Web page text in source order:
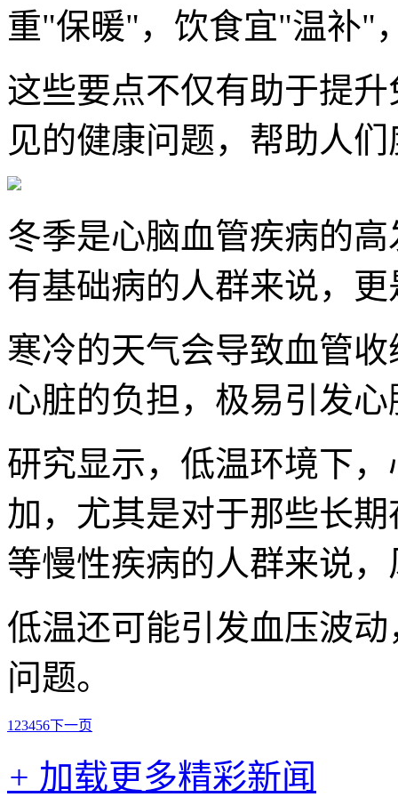
重"保暖"，饮食宜"温补"
这些要点不仅有助于提
见的健康问题，帮助人
冬季是心脑血管疾病的
有基础病的人群来说，
寒冷的天气会导致血管
心脏的负担，极易引发
研究显示，低温环境下
加，尤其是对于那些长
等慢性疾病的人群来说
低温还可能引发血压波
问题。
1 23456下一页
+ 加载更多精彩新闻